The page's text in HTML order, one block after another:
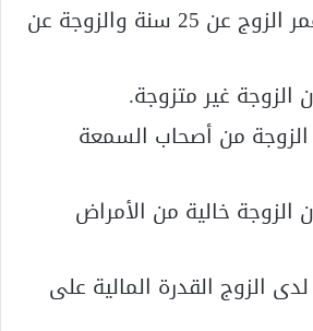
يجب ألا يقل عمر الزوج عن 25 سنة والزوجة عن
الزوجة غير متزوجة.
من أصحاب السمعة
الزوجة خالية من الأمراض
الزوج القدرة المالية على